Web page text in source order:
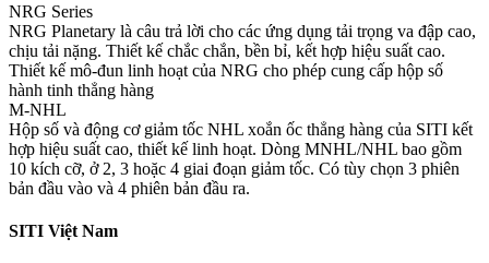
NRG Series
NRG Planetary là câu trả lời cho các ứng dụng tải trọng va đập cao,
chịu tải nặng. Thiết kế chắc chắn, bền bỉ, kết hợp hiệu suất cao.
Thiết kế mô-đun linh hoạt của NRG cho phép cung cấp hộp số
hành tinh thẳng hàng
M-NHL
Hộp số và động cơ giảm tốc NHL xoắn ốc thẳng hàng của SITI kết
hợp hiệu suất cao, thiết kế linh hoạt. Dòng MNHL/NHL bao gồm
10 kích cỡ, ở 2, 3 hoặc 4 giai đoạn giảm tốc. Có tùy chọn 3 phiên
bản đầu vào và 4 phiên bản đầu ra.
SITI Việt Nam